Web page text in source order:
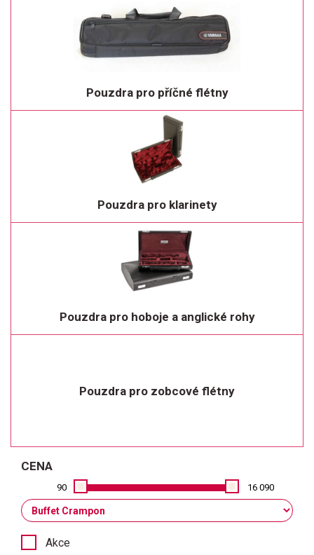
Pouzdra pro příčné flétny
Pouzdra pro klarinety
Pouzdra pro hoboje a anglické rohy
Pouzdra pro zobcové flétny
CENA
90 16 090
Akce